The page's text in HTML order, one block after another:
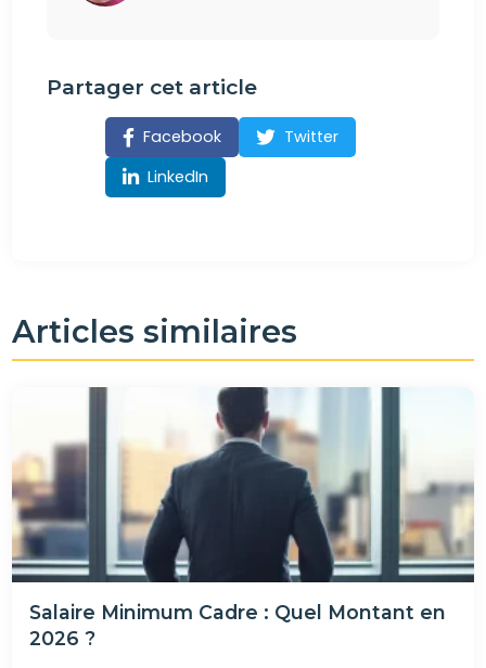
Partager cet article
Facebook
Twitter
LinkedIn
Articles similaires
Salaire Minimum Cadre : Quel Montant en
2026 ?